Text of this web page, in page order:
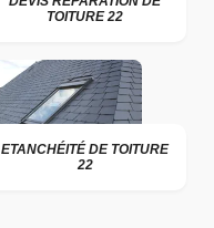
TOITURE 22
ETANCHÉITÉ DE TOITURE
22